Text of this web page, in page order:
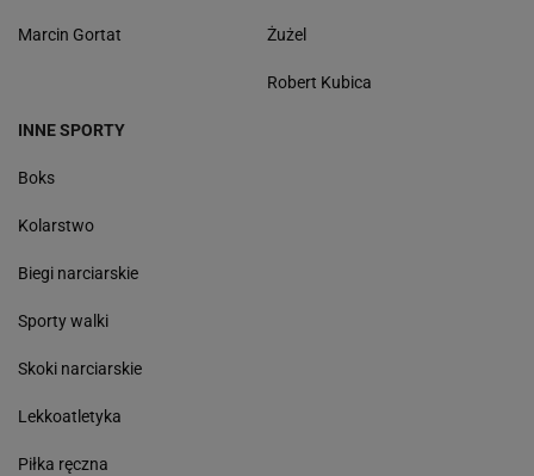
Marcin Gortat Żużel
Robert Kubica
INNE SPORTY
Boks
Kolarstwo
Biegi narciarskie
Sporty walki
Skoki narciarskie
Lekkoatletyka
Piłka ręczna